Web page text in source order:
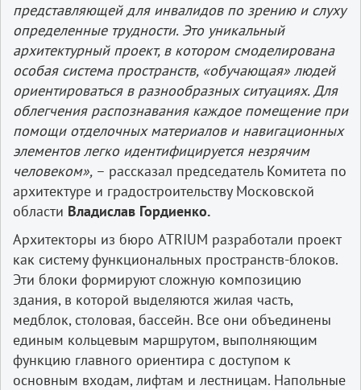
представляющей для инвалидов по зрению и слуху
определенные трудности. Это уникальный
архитектурный проект, в котором смоделирована
особая система пространств, «обучающая» людей
ориентироваться в разнообразных ситуациях. Для
облегчения распознавания каждое помещение при
помощи отделочных материалов и навигационных
элементов легко идентифицируется незрячим
человеком», – рассказал председатель Комитета по
архитектуре и градостроительству Московской
области Владислав Гордиенко.
Архитекторы из бюро ATRIUM разработали проект
как систему функциональных пространств-блоков.
Эти блоки формируют сложную композицию
здания, в которой выделяются жилая часть,
медблок, столовая, бассейн. Все они объединены
единым кольцевым маршрутом, выполняющим
функцию главного ориентира с доступом к
основным входам, лифтам и лестницам. Напольные